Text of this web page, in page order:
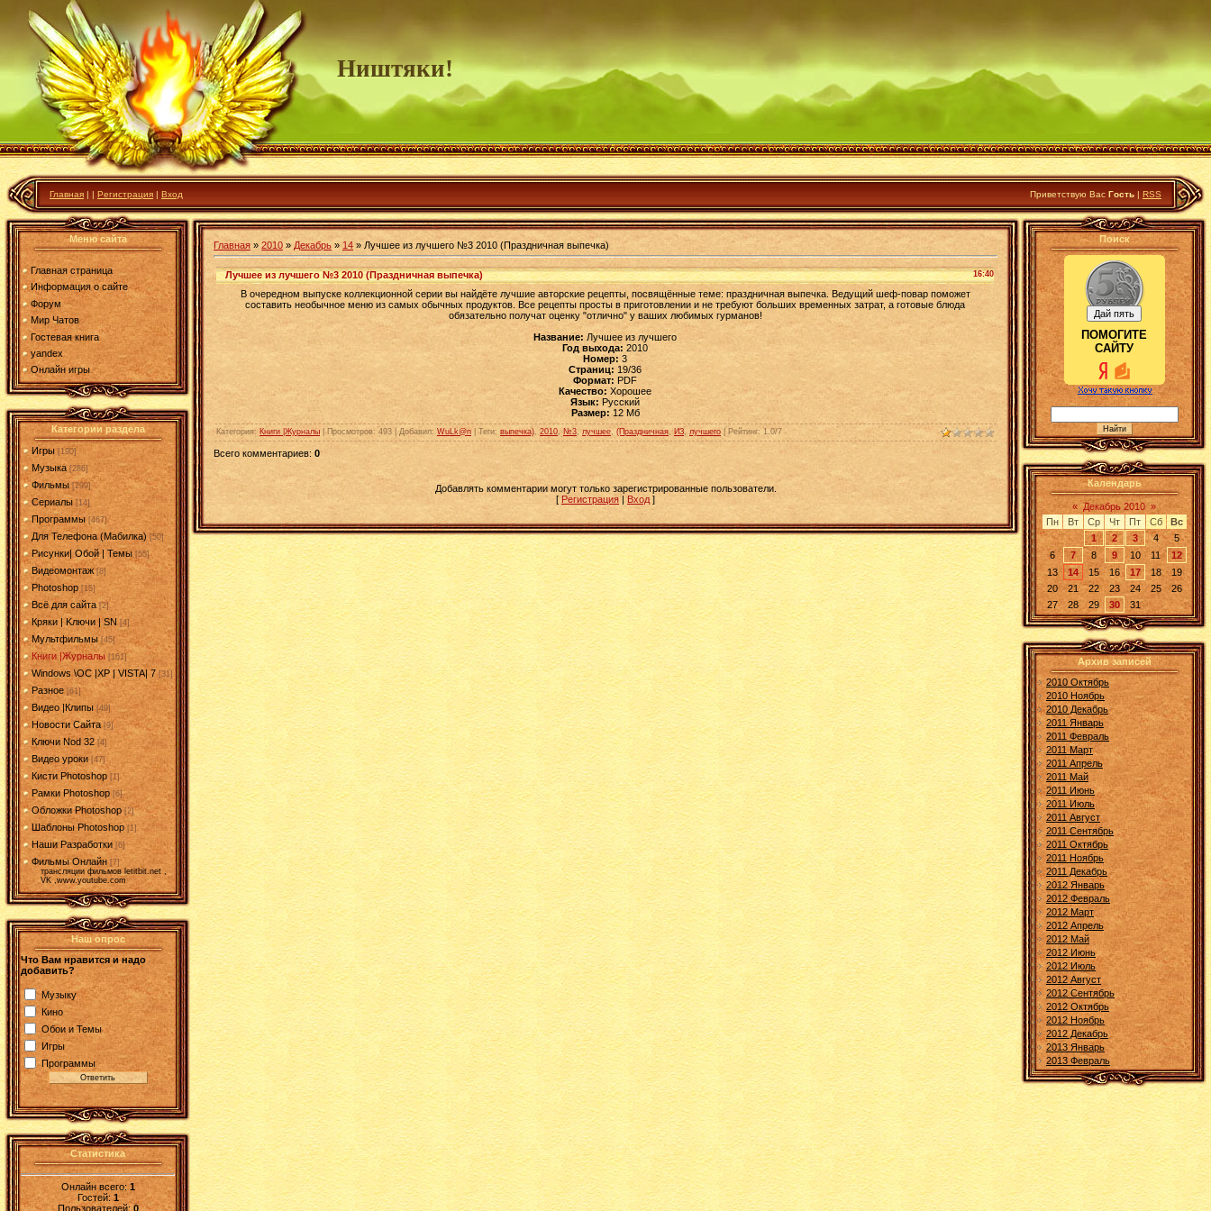
Ништяки!
Главная | | Регистрация | Вход Приветствую Вас Гость | RSS
Меню сайта
Главная страница
Информация о сайте
Форум
Мир Чатов
Гостевая книга
yandex
Онлайн игры
Категории раздела
Игры [190]
Музыка [286]
Фильмы [299]
Сериалы [14]
Программы [467]
Для Телефона (Мабилка) [50]
Рисунки| Обой | Темы [55]
Видеомонтаж [8]
Photoshop [15]
Всё для сайта [2]
Кряки | Kлючи | SN [4]
Мультфильмы [45]
Книги |Журналы [161]
Windows \OC |XP | VISTA| 7 [31]
Разное [61]
Видео |Клипы [49]
Новости Сайта [9]
Ключи Nod 32 [4]
Видео уроки [47]
Кисти Photoshop [1]
Рамки Photoshop [6]
Обложки Photoshop [2]
Шаблоны Photoshop [1]
Наши Разработки [6]
Фильмы Онлайн [7]
трансляции фильмов letitbit.net ,
VK ,www.youtube.com
Наш опрос
Что Вам нравится и надо
добавить?
Музыку
Кино
Обои и Темы
Игры
Программы
Статистика
Онлайн всего:1
Гостей:1
Пользователей: 0
Главная » 2010 » Декабрь » 14 » Лучшее из лучшего №3 2010 (Праздничная выпечка)
16:40
Лучшее из лучшего №3 2010 (Праздничная выпечка)
В очередном выпуске коллекционной серии вы найдёте лучшие авторские рецепты, посвящённые теме: праздничная выпечка. Ведущий шеф-повар поможет
составить необычное меню из самых обычных продуктов. Все рецепты просты в приготовлении и не требуют больших временных затрат, а готовые блюда
обязательно получат оценку "отлично" у ваших любимых гурманов!
Название: Лучшее из лучшего
Год выхода: 2010
Номер: 3
Страниц: 19/36
Формат: PDF
Качество: Хорошее
Язык: Русский
Размер: 12 Мб
Категория: Книги |Журналы |Просмотров: 493 | Добавил: WuLk@n Теги: выпечка) 2010 №3 лучшее , (Праздничная ИЗ лучшего Рейтинг: 1.0/7
Всего комментариев: 0
Добавлять комментарии могут только зарегистрированные пользователи.
[ Регистрация | Вход ]
Поиск
ПОМОГИТЕ
САЙТУ
Календарь
« Декабрь 2010 »
Пн
Вт Ср Чт Пт Сб
Вс
1
2 3 4
5
6
7 8 9 10 11
12
13
14 15 16 17 18
19
20
21 22 23 24 25
26
27
28 29 30 31
Архив записей
2010 Октябрь
2010 Ноябрь
2010 Декабрь
2011 Январь
2011 Февраль
2011 Март
2011 Апрель
2011 Май
2011 Июнь
2011 Июль
2011 Август
2011 Сентябрь
2011 Октябрь
2011 Ноябрь
2011 Декабрь
2012 Январь
2012 Февраль
2012 Март
2012 Апрель
2012 Май
2012 Июнь
2012 Июль
2012 Август
2012 Сентябрь
2012 Октябрь
2012 Ноябрь
2012 Декабрь
2013 Январь
2013 Февраль